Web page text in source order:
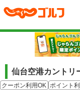
仙台空港カントリ
クーポン利用OK ポイント